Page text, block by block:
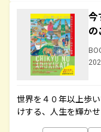
今
の
世界を４０年以上歩
けする、人生を輝か